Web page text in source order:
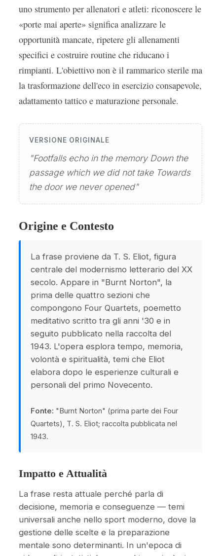
uno strumento per allenatori e atleti: riconoscere le
«porte mai aperte» significa analizzare le
opportunità mancate, ripetere gli allenamenti
specifici e costruire routine che riducano i
rimpianti. L'obiettivo non è il rammarico sterile ma
la trasformazione dell'eco in esercizio consapevole,
adattamento tattico e maturazione personale.
VERSIONE ORIGINALE
"Footfalls echo in the memory Down the
passage which we did not take Towards
the door we never opened"
Origine e Contesto
La frase proviene da T. S. Eliot, figura
centrale del modernismo letterario del XX
secolo. Appare in "Burnt Norton", la
prima delle quattro sezioni che
compongono Four Quartets, poemetto
meditativo scritto tra gli anni '30 e in
seguito pubblicato nella raccolta del
1943. L'opera esplora tempo, memoria,
volontà e spiritualità, temi che Eliot
elabora dopo le esperienze culturali e
personali del primo Novecento.
Fonte: "Burnt Norton" (prima parte dei Four
Quartets), T. S. Eliot; raccolta pubblicata nel
1943.
Impatto e Attualità
La frase resta attuale perché parla di
decisione, memoria e conseguenze — temi
universali anche nello sport moderno, dove la
gestione delle scelte e la preparazione
mentale sono determinanti. In un'epoca di